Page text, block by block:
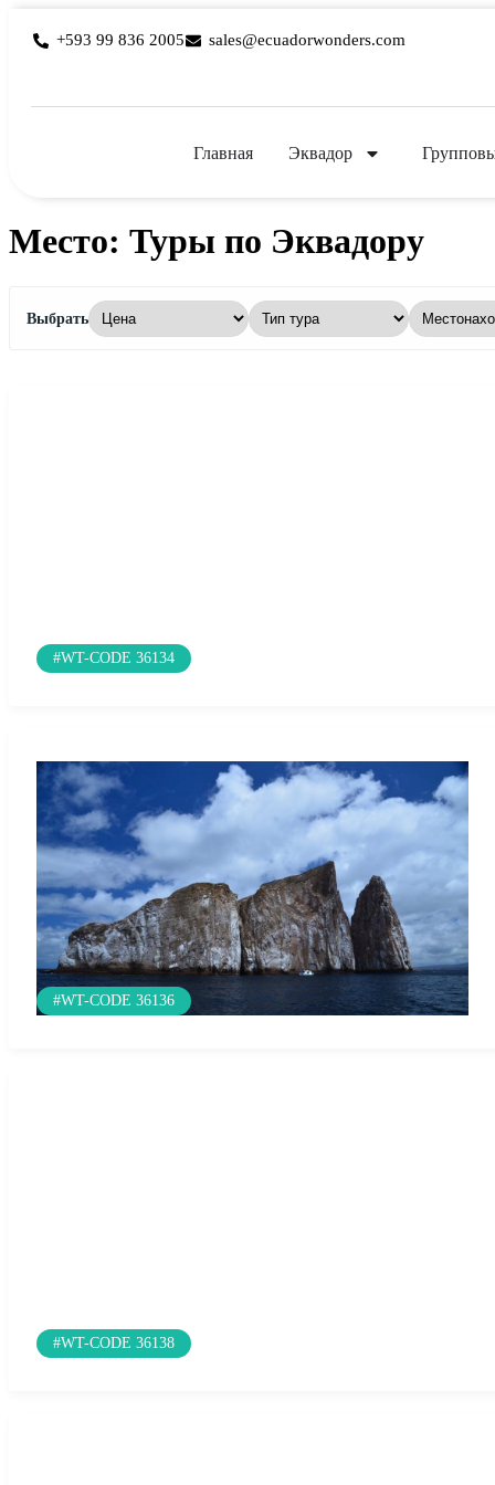
+593 99 836 2005 sales@ecuadorwonders.com
Главная Эквадор
Место: Туры по Эквадору
Выбрать
#WT-CODE 36134
#WT-CODE 36136
#WT-CODE 36138